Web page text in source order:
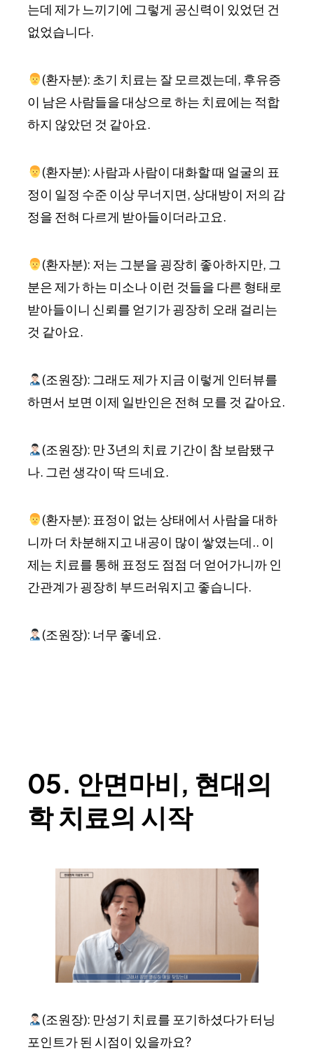
는데 제가 느끼기에 그렇게 공신력이 있었던 건
없었습니다.
(환자분): 초기 치료는 잘 모르겠는데, 후유증
이 남은 사람들을 대상으로 하는 치료에는 적합
하지 않았던 것 같아요.
(환자분): 사람과 사람이 대화할 때 얼굴의 표
정이 일정 수준 이상 무너지면, 상대방이 저의 감
정을 전혀 다르게 받아들이더라고요.
(환자분): 저는 그분을 굉장히 좋아하지만, 그
분은 제가 하는 미소나 이런 것들을 다른 형태로
받아들이니 신뢰를 얻기가 굉장히 오래 걸리는
것 같아요.
(조원장): 그래도 제가 지금 이렇게 인터뷰를
하면서 보면 이제 일반인은 전혀 모를 것 같아요.
(조원장): 만 3년의 치료 기간이 참 보람됐구
나. 그런 생각이 딱 드네요.
(환자분): 표정이 없는 상태에서 사람을 대하
니까 더 차분해지고 내공이 많이 쌓였는데.. 이
제는 치료를 통해 표정도 점점 더 얻어가니까 인
간관계가 굉장히 부드러워지고 좋습니다.
(조원장): 너무 좋네요.
05. 안면마비, 현대의
학 치료의 시작
(조원장): 만성기 치료를 포기하셨다가 터닝
포인트가 된 시점이 있을까요?